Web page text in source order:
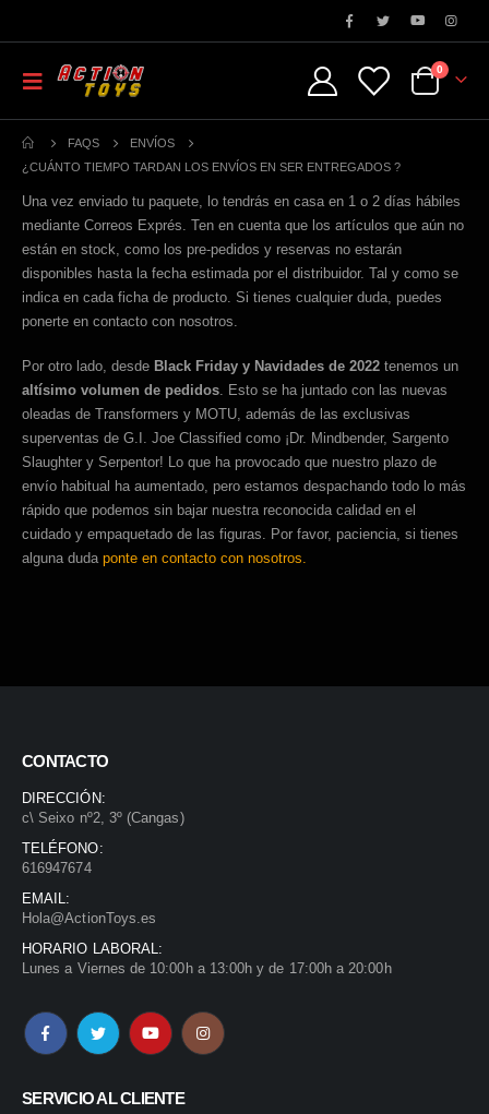
0
FAQS
ENVÍOS
¿CUÁNTO TIEMPO TARDAN LOS ENVÍOS EN SER ENTREGADOS ?
Una vez enviado tu paquete, lo tendrás en casa en 1 o 2 días hábiles
mediante Correos Exprés. Ten en cuenta que los artículos que aún no
están en stock, como los pre-pedidos y reservas no estarán
disponibles hasta la fecha estimada por el distribuidor. Tal y como se
indica en cada ficha de producto. Si tienes cualquier duda, puedes
ponerte en contacto con nosotros.
Por otro lado, desde Black Friday y Navidades de 2022 tenemos un
altísimo volumen de pedidos . Esto se ha juntado con las nuevas
oleadas de Transformers y MOTU, además de las exclusivas
superventas de G.I. Joe Classified como ¡Dr. Mindbender, Sargento
Slaughter y Serpentor! Lo que ha provocado que nuestro plazo de
envío habitual ha aumentado, pero estamos despachando todo lo más
rápido que podemos sin bajar nuestra reconocida calidad en el
cuidado y empaquetado de las figuras. Por favor, paciencia, si tienes
alguna duda ponte en contacto con nosotros.
CONTACTO
DIRECCIÓN:
c\ Seixo nº2, 3º (Cangas)
TELÉFONO:
616947674
EMAIL:
Hola@ActionToys.es
HORARIO LABORAL:
Lunes a Viernes de 10:00h a 13:00h y de 17:00h a 20:00h
SERVICIO AL CLIENTE